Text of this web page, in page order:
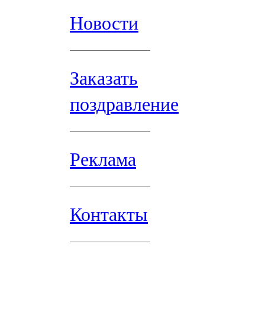
Новости
Заказать
поздравление
Реклама
Контакты